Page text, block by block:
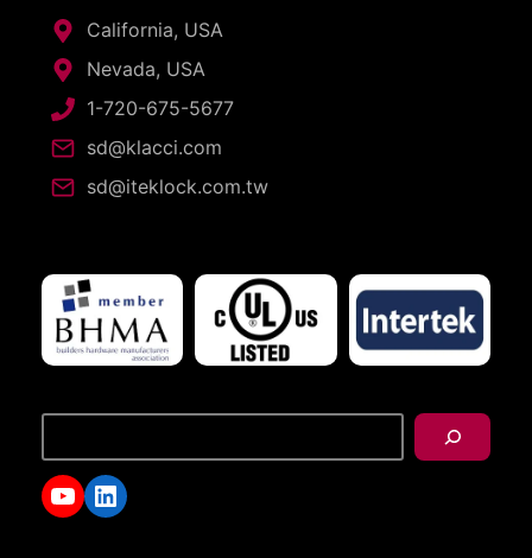
California, USA
Nevada, USA
1-720-675-5677
sd@klacci.com
sd@iteklock.com.tw
YouTube
LinkedIn